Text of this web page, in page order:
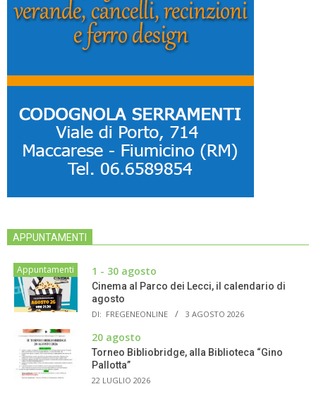
APPUNTAMENTI
Appuntamenti 1 - 30 agosto
Cinema al Parco dei Lecci, il calendario di
agosto
DI: FREGENEONLINE 3 AGOSTO 2026
20 agosto
Torneo Bibliobridge, alla Biblioteca “Gino
Pallotta”
22 LUGLIO 2026